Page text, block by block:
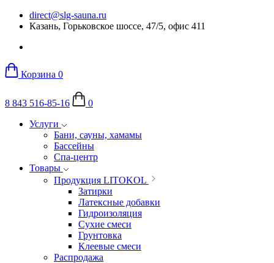
direct@slg-sauna.ru
Казань, Горьковское шоссе, 47/5, офис 411
Корзина 0
8 843 516-85-16
0
Услуги
Бани, сауны, хамамы
Бассейны
Спа-центр
Товары
Продукция LITOKOL
Затирки
Латексные добавки
Гидроизоляция
Сухие смеси
Грунтовка
Клеевые смеси
Распродажа